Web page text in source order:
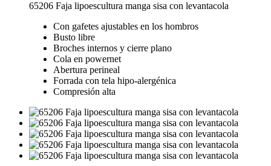
65206 Faja lipoescultura manga sisa con levantacola
Con gafetes ajustables en los hombros
Busto libre
Broches internos y cierre plano
Cola en powernet
Abertura perineal
Forrada con tela hipo-alergénica
Compresión alta